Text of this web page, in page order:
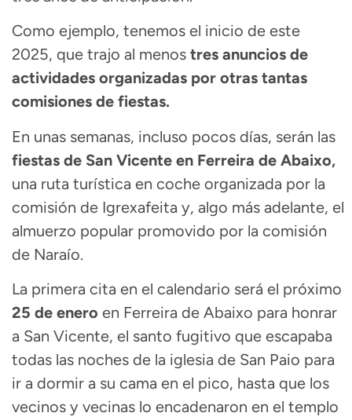
Como ejemplo, tenemos el inicio de este
2025, que trajo al menos tres anuncios de
actividades organizadas por otras tantas
comisiones de fiestas.
En unas semanas, incluso pocos días, serán las
fiestas de San Vicente en Ferreira de Abaixo,
una ruta turística en coche organizada por la
comisión de Igrexafeita y, algo más adelante, el
almuerzo popular promovido por la comisión
de Naraío.
La primera cita en el calendario será el próximo
25 de enero en Ferreira de Abaixo para honrar
a San Vicente, el santo fugitivo que escapaba
todas las noches de la iglesia de San Paio para
ir a dormir a su cama en el pico, hasta que los
vecinos y vecinas lo encadenaron en el templo